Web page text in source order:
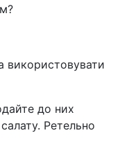
до них
Ретельно